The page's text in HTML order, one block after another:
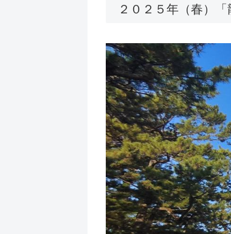
２０２５年（春）